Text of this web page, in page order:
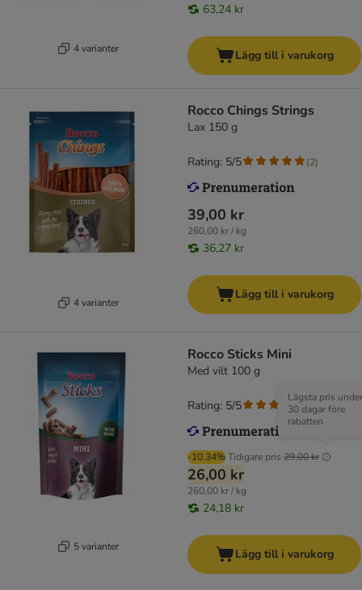
4 varianter
63,24 kr
Lägg till i varukorg
4 varianter
Rocco Chings Strings
Lax 150 g
39,00 kr
260,00 kr / kg
36,27 kr
Rating: 5/5 (2)
Lägg till i varukorg
5 varianter
Rocco Sticks Mini
Med vilt 100 g
-10.34%Tidigare pris 29,00 kr
Lägsta pris under
30 dagar före
rabatten
26,00 kr
260,00 kr / kg
24,18 kr
Rating: 5/5 (1)
Lägg till i varukorg